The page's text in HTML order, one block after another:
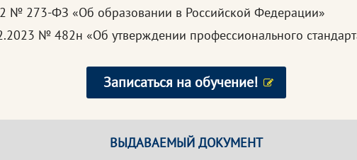
№ 273-ФЗ «Об образовании в Российской Федерации»
№ 482н «Об утверждении профессионального
Записаться на обучение!
ВЫДАВАЕМЫЙ ДОКУМЕНТ